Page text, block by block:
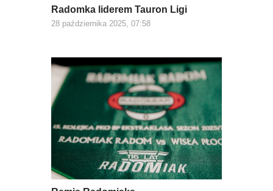
Radomka liderem Tauron Ligi
28 października 2025, 07:58